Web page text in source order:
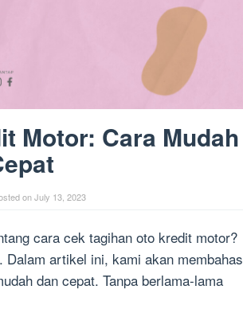
Motor: Cara Mudah
onJuly 13, 2023
cara cek tagihan oto kredit motor?
artikel ini, kami akan membahas
dan cepat. Tanpa berlama-lama